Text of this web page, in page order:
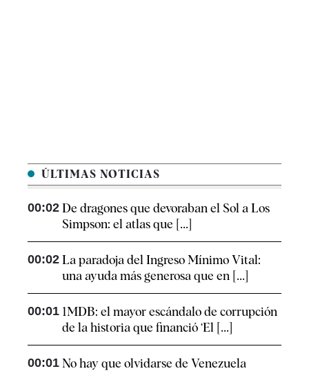
ÚLTIMAS NOTICIAS
00:02 De dragones que devoraban el Sol a Los
Simpson: el atlas que [...]
00:02 La paradoja del Ingreso Mínimo Vital:
una ayuda más generosa que en [...]
00:01 1MDB: el mayor escándalo de corrupción
de la historia que financió ‘El [...]
00:01 No hay que olvidarse de Venezuela